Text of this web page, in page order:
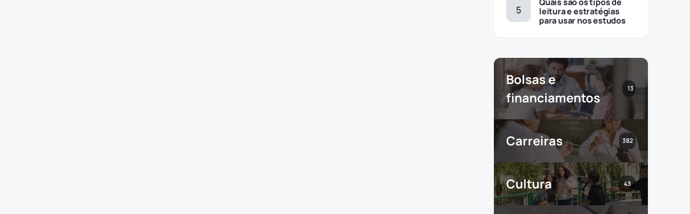
leitura e estratégias
para usar nos estudos
Bolsas e
financiamentos
13
Carreiras 382
Cultura 43